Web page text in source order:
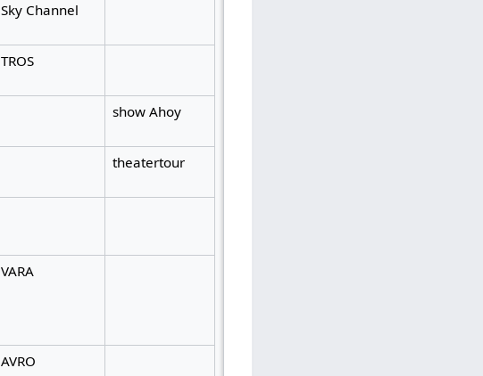
Sky Channel
TROS
show Ahoy
theatertour
VARA
AVRO